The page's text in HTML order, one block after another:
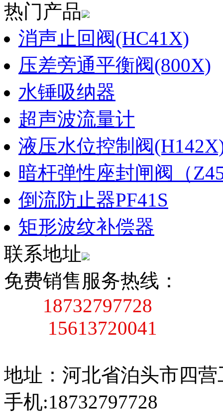
热门产品
消声止回阀(HC41X)
压差旁通平衡阀(800X)
水锤吸纳器
超声波流量计
液压水位控制阀
暗杆弹性座封闸阀（
倒流防止器PF41S
矩形波纹补偿器
联系地址
免费销售服务热线：
18732797728
15613720041
地址：河北省泊头市四营
手机:18732797728